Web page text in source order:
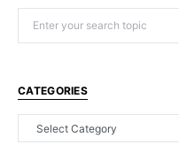
CATEGORIES